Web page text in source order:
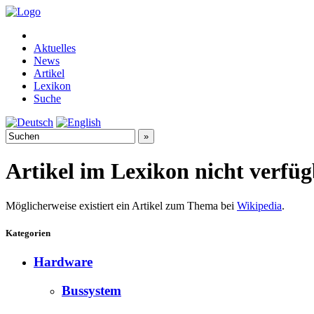
Aktuelles
News
Artikel
Lexikon
Suche
Artikel im Lexikon nicht
Möglicherweise existiert ein Artikel zum Thema bei Wikipedia.
Kategorien
Hardware
Bussystem